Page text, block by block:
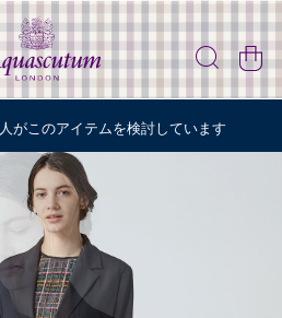
人がこのアイテムを検討しています